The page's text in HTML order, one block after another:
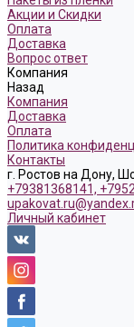
Акции и Скидки
Оплата
Доставка
Вопрос ответ
Компания
Назад
Компания
Доставка
Оплата
Политика
Контакты
г. Ростов на Дону,
+79381368141,
Личный кабинет